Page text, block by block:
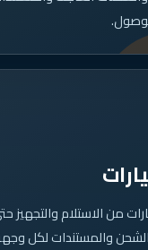
من الاستلام والتجهيز
والمستندات لكل